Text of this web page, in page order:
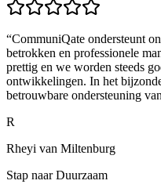
“CommuniQate ondersteunt
betrokken en professionele
prettig en we worden steeds
ontwikkelingen. In het
betrouwbare ondersteuning
R
Rheyi van Miltenburg
Stap naar Duurzaam